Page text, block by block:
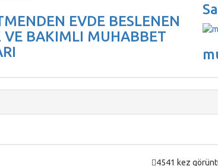
EVDE BESLENEN
VE BAKIMLI MUHABBET
4541 kez